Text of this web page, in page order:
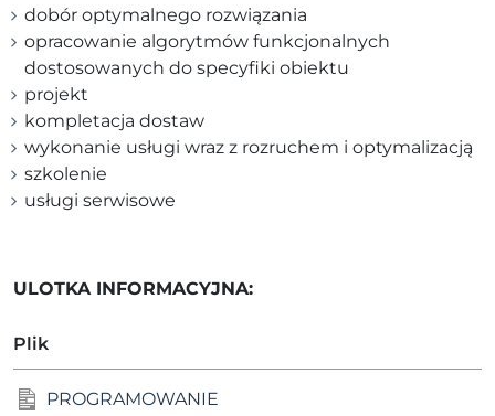
dobór optymalnego rozwiązania
opracowanie algorytmów funkcjonalnych
dostosowanych do specyfiki obiektu
projekt
kompletacja dostaw
wykonanie usługi wraz z rozruchem i optymalizacją
szkolenie
usługi serwisowe
ULOTKA INFORMACYJNA:
Plik
PROGRAMOWANIE